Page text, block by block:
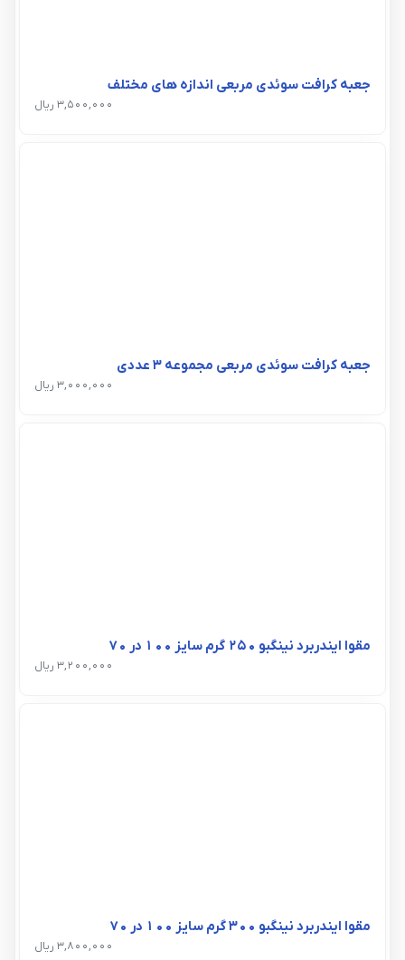
جعبه کرافت سوئدی مربعی اندازه های مختلف
3,500,000 ریال
جعبه کرافت سوئدی مربعی مجموعه 3 عددی
3,000,000 ریال
مقوا ایندربرد نینگبو 250 گرم سایز 100 در 70
3,200,000 ریال
مقوا ایندربرد نینگبو 300 گرم سایز 100 در 70
3,800,000 ریال